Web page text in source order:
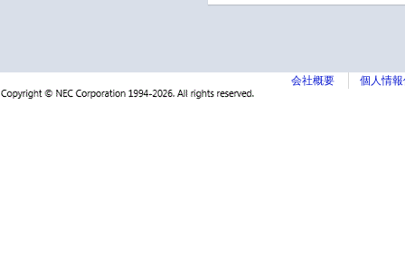
会社概要 個人情